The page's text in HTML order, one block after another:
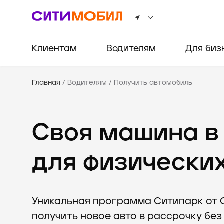
Клиентам Водителям Для
Главная / Водителям / Получить автомобиль
Своя машина в
для
Уникальная программа Ситипарк от
получить новое авто в рассрочку